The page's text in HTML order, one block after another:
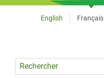
Language
English Français